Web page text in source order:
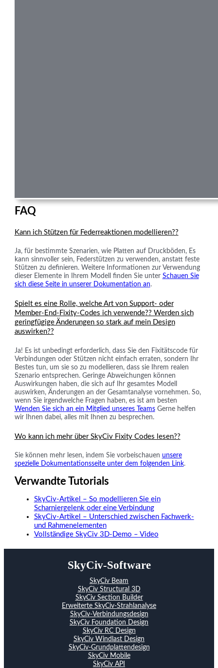
FAQ
Kann ich Stützen für Federreaktionen modellieren??
Ja, für bestimmte Szenarien, wie Platten auf Druckböden, Es
kann sinnvoller sein, Federstützen zu verwenden, anstatt feste
Stützen zu definieren. Weitere Informationen zur Verwendung
dieser Elemente in Ihrem Modell finden Sie unter Schauen Sie
sich diese Seite in unserer Dokumentation an.
Spielt es eine Rolle, welche Art von Support- oder
Member-End-Fixity-Codes ich verwende?? Werden sich
geringfügige Änderungen so stark auf mein Design
auswirken??
Ja! Es ist unbedingt erforderlich, dass Sie den Fixitätscode für
Verbindungen oder Stützen nicht einfach erraten, sondern Ihr
Bestes tun, um sie so zu modellieren, dass sie Ihrem realen
Szenario entsprechen. Geringe Abweichungen können
Auswirkungen haben, die sich auf Ihr gesamtes Modell
auswirken, Änderungen an der Gesamtanalyse vornehmen. So,
wenn Sie irgendwelche Fragen haben, es ist am besten
Wenden Sie sich an ein Mitglied unseres TeamsGerne helfen
wir Ihnen dabei, alles mit Ihnen zu besprechen.
Wo kann ich mehr über SkyCiv Fixity Codes lesen??
Sie können mehr lesen, indem Sie vorbeischauen unsere
spezielle Dokumentationsseite unter dem folgenden Link.
Verwandte Tutorials
SkyCiv-Artikel – So modellieren Sie ein
Scharniergelenk oder eine Verbindung
SkyCiv-Artikel – Unterschied zwischen Fachwerk-
und Rahmenelementen
Vollständige SkyCiv 3D-Demo – Video
SkyCiv-Software
SkyCiv Beam
SkyCiv Structural 3D
SkyCiv Section Builder
Erweiterte SkyCiv-Strahlanalyse
SkyCiv-Verbindungsdesign
SkyCiv Foundation Design
SkyCiv RC Design
SkyCiv Windlast Design
SkyCiv-Grundplattendesign
SkyCiv Mobile
SkyCiv API